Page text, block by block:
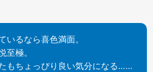
いるなら喜色満面。
至極。
もちょっぴり良い気分になる……